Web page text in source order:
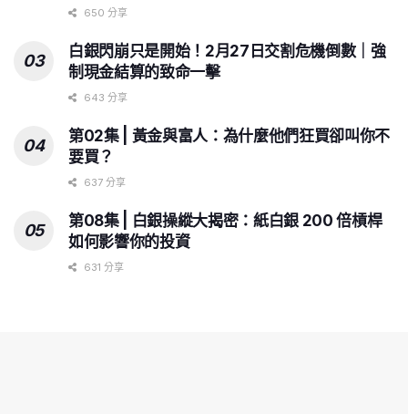
650 分享
白銀閃崩只是開始！2月27日交割危機倒數｜強
制現金結算的致命一擊
643 分享
第02集 | 黃金與富人：為什麼他們狂買卻叫你不
要買？
637 分享
第08集 | 白銀操縱大揭密：紙白銀 200 倍槓桿
如何影響你的投資
631 分享